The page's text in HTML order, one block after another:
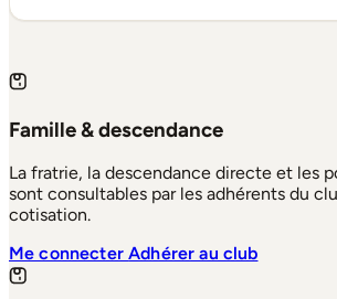
Famille & descendance
La fratrie, la descendance directe et les
sont consultables par les adhérents du
cotisation.
Me connecterAdhérer au club